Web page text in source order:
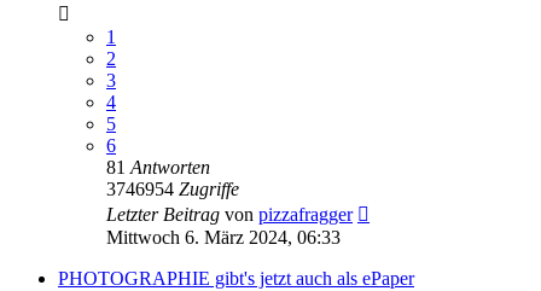
1
2
3
4
5
6
81 Antworten
3746954 Zugriffe
Letzter Beitrag von pizzafragger
Mittwoch 6. März 2024, 06:33
PHOTOGRAPHIE gibt's jetzt auch als ePaper